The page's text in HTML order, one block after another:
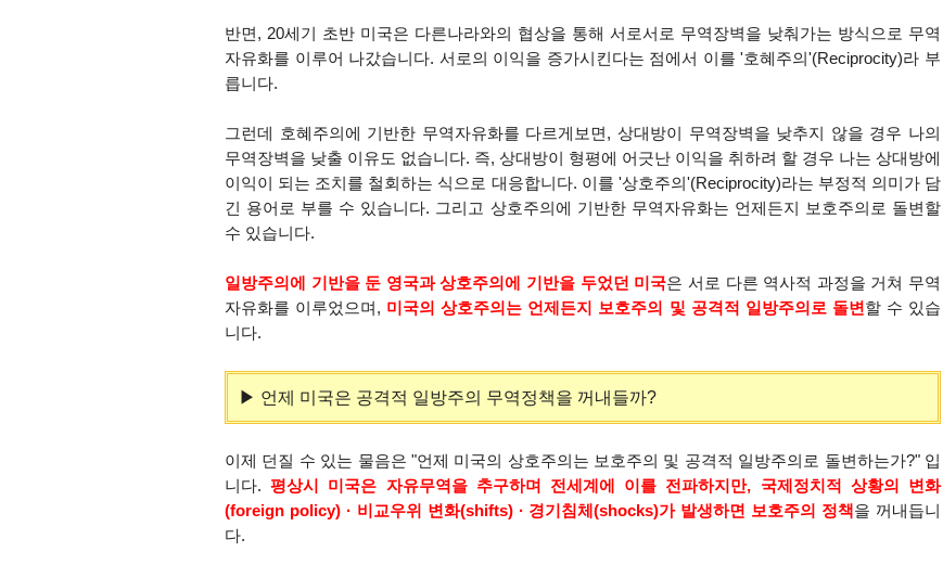
반면, 20세기 초반 미국은 다른나라와의 협상을 통해 서로서로 무역장벽을 낮춰가는 방식으로 무역
자유화를 이루어 나갔습니다. 서로의 이익을 증가시킨다는 점에서 이를 '호혜주의'(Reciprocity)라 부
릅니다.
그런데 호혜주의에 기반한 무역자유화를 다르게보면, 상대방이 무역장벽을 낮추지 않을 경우 나의
무역장벽을 낮출 이유도 없습니다. 즉, 상대방이 형평에 어긋난 이익을 취하려 할 경우 나는 상대방에
이익이 되는 조치를 철회하는 식으로 대응합니다. 이를 '상호주의'(Reciprocity)라는 부정적 의미가 담
긴 용어로 부를 수 있습니다. 그리고 상호주의에 기반한 무역자유화는 언제든지 보호주의로 돌변할
수 있습니다.
일방주의에 기반을 둔 영국과 상호주의에 기반을 두었던 미국은 서로 다른 역사적 과정을 거쳐 무역
자유화를 이루었으며, 미국의 상호주의는 언제든지 보호주의 및 공격적 일방주의로 돌변할 수 있습
니다.
▶ 언제 미국은 공격적 일방주의 무역정책을 꺼내들까?
이제 던질 수 있는 물음은 "언제 미국의 상호주의는 보호주의 및 공격적 일방주의로 돌변하는가?" 입
니다.평상시 미국은 자유무역을 추구하며 전세계에 이를 전파하지만, 국제정치적 상황의 변화
(foreign policy) · 비교우위 변화(shifts) · 경기침체(shocks)가 발생하면 보호주의 정책을 꺼내듭니
다.